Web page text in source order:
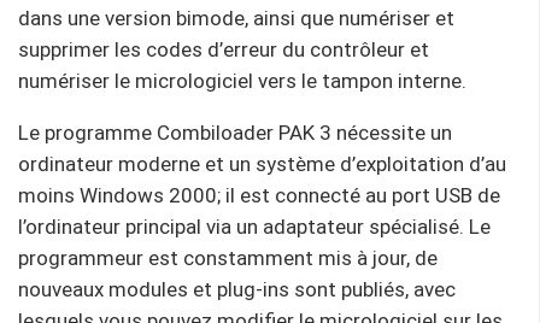
dans une version bimode, ainsi que numériser et
supprimer les codes d’erreur du contrôleur et
numériser le micrologiciel vers le tampon interne.
Le programme Combiloader PAK 3 nécessite un
ordinateur moderne et un système d’exploitation d’au
moins Windows 2000; il est connecté au port USB de
l’ordinateur principal via un adaptateur spécialisé. Le
programmeur est constamment mis à jour, de
nouveaux modules et plug-ins sont publiés, avec